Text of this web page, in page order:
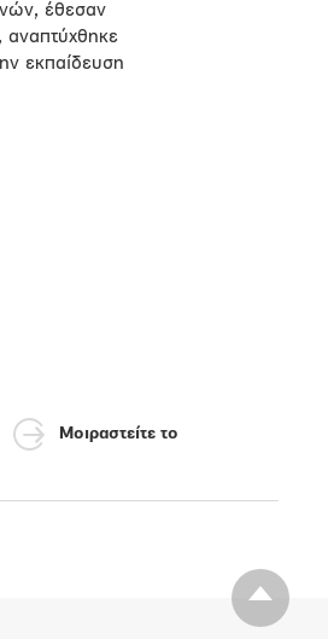
έθεσαν
αναπτύχθηκε
εκπαίδευση
Μοιραστείτε το